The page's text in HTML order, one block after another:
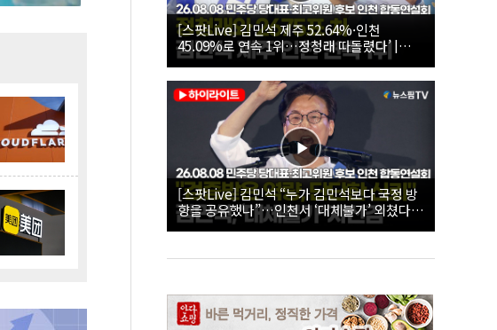
[스팟Live] 김민석 제주 52.64%·인천
45.09%로 연속 1위…정청래 따돌렸다’ |
26.08.08 더불어민주당 당대표·최고위원 후
보 인천 합동연설회
[스팟Live] 김민석 “누가 김민석보다 국정 방
향을 공유했나”…인천서 ‘대체불가’ 외쳤다 |
26.08.08 더불어민주당 당대표·최고위원 후